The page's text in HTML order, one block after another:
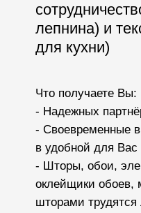
лепнина) и
для кухни)
Что получаете Вы:
- Надежных
- Своевременные
в удобной для
- Шторы, обои,
оклейщики обоев,
шторами